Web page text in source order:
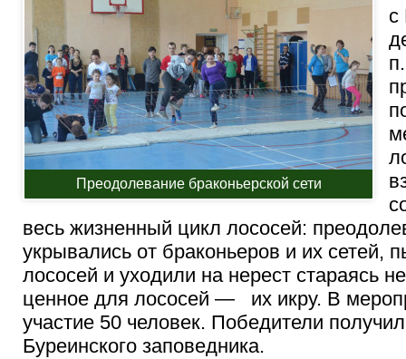
Преодолевание браконьерской сети
с
весь жизненный цикл лососей:
укрывались от браконьеров и их сетей,
лососей и уходили на нерест стараясь
ценное для лососей — их икру. В
участие 50 человек. Победители
Буреинского заповедника.